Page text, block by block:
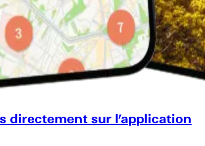
directement sur l’application